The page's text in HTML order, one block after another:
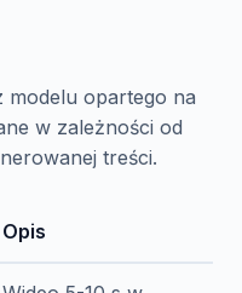
modelu opartego na
w zależności od
treści.
Opis